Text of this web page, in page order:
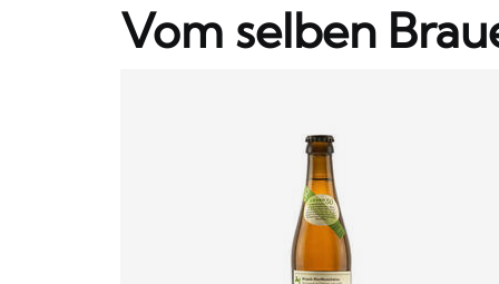
Vom selben